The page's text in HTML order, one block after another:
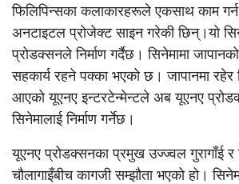
फिलिपिन्सका कलाकारहरूले एकसाथ काम
अनटाइटल प्रोजेक्ट साइन गरेकी छिन्।यो
प्रोडक्सनले निर्माण गर्दैछ। सिनेमामा
सहकार्य रहने पक्का भएको छ। जापानमा रहेर
आएको यूएनए इन्टरटेन्मेन्टले अब यूएनए
सिनेमालाई निर्माण गर्नेछ।
यूएनए प्रोडक्सनका प्रमुख उज्ज्वल गुरागाँई र
चौलागाइँबीच कागजी सम्झौता भएको हो।